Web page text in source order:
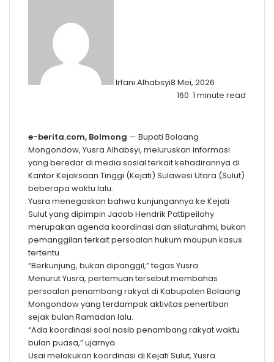
Irfani Alhabsyi8 Mei, 2026
160 1 minute read
e-berita.com, Bolmong — Bupati Bolaang
Mongondow, Yusra Alhabsyi, meluruskan informasi
yang beredar di media sosial terkait kehadirannya di
Kantor Kejaksaan Tinggi (Kejati) Sulawesi Utara (Sulut)
beberapa waktu lalu.
Yusra menegaskan bahwa kunjungannya ke Kejati
Sulut yang dipimpin Jacob Hendrik Pattipeilohy
merupakan agenda koordinasi dan silaturahmi, bukan
pemanggilan terkait persoalan hukum maupun kasus
tertentu.
“Berkunjung, bukan dipanggil,” tegas Yusra
Menurut Yusra, pertemuan tersebut membahas
persoalan penambang rakyat di Kabupaten Bolaang
Mongondow yang terdampak aktivitas penertiban
sejak bulan Ramadan lalu.
“Ada koordinasi soal nasib penambang rakyat waktu
bulan puasa,” ujarnya.
Usai melakukan koordinasi di Kejati Sulut, Yusra